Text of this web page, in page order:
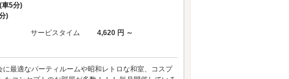
車5分)
)
サービスタイム
4,620 円 ～
最適なパーティルームや昭和レトロな和室、コスプ